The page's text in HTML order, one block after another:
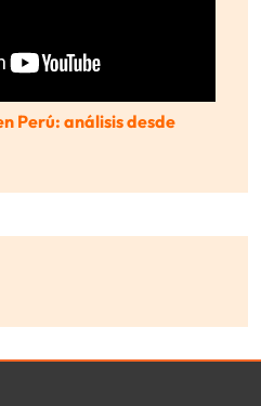
Perú: análisis desde